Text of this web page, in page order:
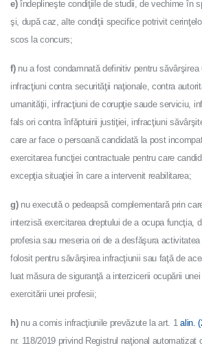
e)îndeplineşte condiţiile de studii, de vechime în
şi, după caz, alte condiţii specifice potrivit
scos la concurs;
f)nu a fost condamnată definitiv pentru săvârşirea
infracţiuni contra securităţii naţionale, contra
umanităţii, infracţiuni de corupţie saude serviciu,
fals ori contra înfăptuirii justiţiei, infracţiuni
care ar face o persoană candidată la post
exercitarea funcţiei contractuale pentru care
excepţia situaţiei în care a intervenit reabilitarea;
g)nu execută o pedeapsă complementară prin
interzisă exercitarea dreptului de a ocupa funcţia,
profesia sau meseria ori de a desfăşura
folosit pentru săvârşirea infracţiunii sau faţă de
luat măsura de siguranţă a interzicerii ocupării
exercitării unei profesii;
h)nu a comis infracţiunile prevăzute la art. 1alin.
nr. 118/2019 privind Registrul naţional automatizat